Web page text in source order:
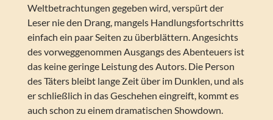
Weltbetrachtungen gegeben wird, verspürt der
Leser nie den Drang, mangels Handlungsfortschritts
einfach ein paar Seiten zu überblättern. Angesichts
des vorweggenommen Ausgangs des Abenteuers ist
das keine geringe Leistung des Autors. Die Person
des Täters bleibt lange Zeit über im Dunklen, und als
er schließlich in das Geschehen eingreift, kommt es
auch schon zu einem dramatischen Showdown.